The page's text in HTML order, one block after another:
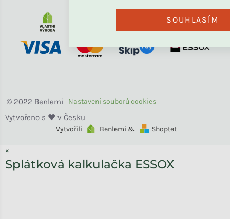
SOUHLASÍM
Vytvořili Benlemi & Shoptet
Benlemi
×
Splátková kalkulačka ESSOX